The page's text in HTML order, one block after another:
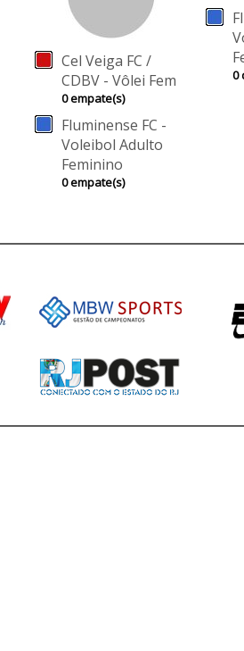
Cel Veiga FC /
CDBV - Vôlei Fem
0 empate(s)
Fluminense FC -
Voleibol Adulto
Feminino
0 empate(s)
0